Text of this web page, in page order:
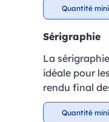
Quantité
Sérigraphie
La
idéale pour
rendu final
Quantité